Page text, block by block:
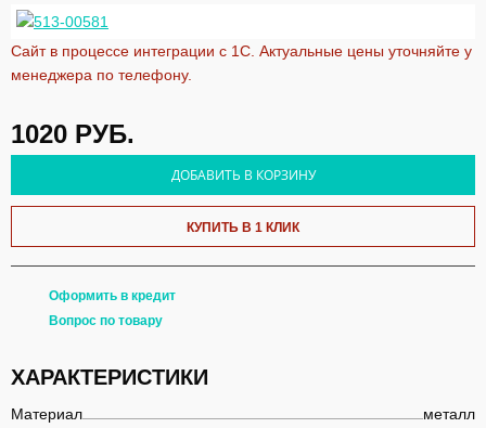
Сайт в процессе интеграции с 1С. Актуальные цены уточняйте у
менеджера по телефону.
1020 РУБ.
ДОБАВИТЬ В КОРЗИНУ
КУПИТЬ В 1 КЛИК
Оформить в кредит
Вопрос по товару
ХАРАКТЕРИСТИКИ
Материал
металл